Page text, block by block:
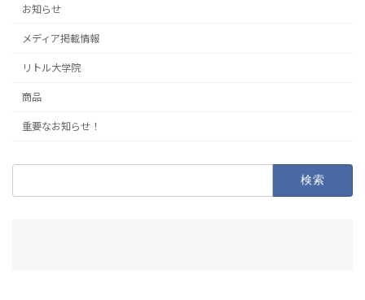
お知らせ
メディア掲載情報
リトル大学院
商品
重要なお知らせ！
検